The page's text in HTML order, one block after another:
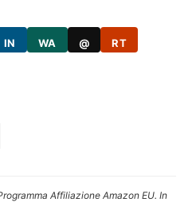
IN WA @ RT
Affiliazione Amazon EU. In